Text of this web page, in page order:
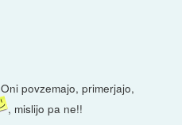
Oni povzemajo, primerjajo,
, mislijo pa ne!!